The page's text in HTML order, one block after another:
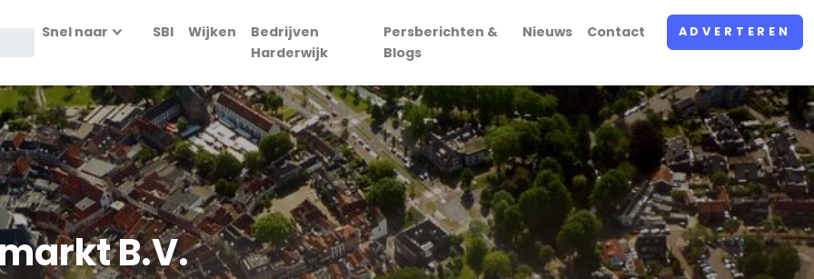
Snel naar SBI Wijken
Bedrijven
Harderwijk
Persberichten &
Blogs
Nieuws Contact ADVERTEREN
B.V.